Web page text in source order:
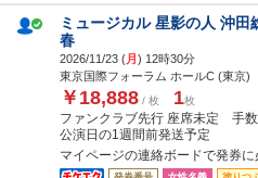
ミュージカル 星影の人 沖田
春
2026/11/23 (月) 12時30分
東京国際フォーラム ホールC (東京)
￥18,888 / 枚 1枚
ファンクラブ先行 座席未定 手
公演日の1週間前発送予定
マイページの連絡ボードで発券に